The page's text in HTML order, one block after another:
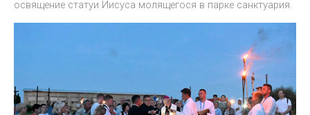
освящение статуи Иисуса молящегося в парке санктуария.